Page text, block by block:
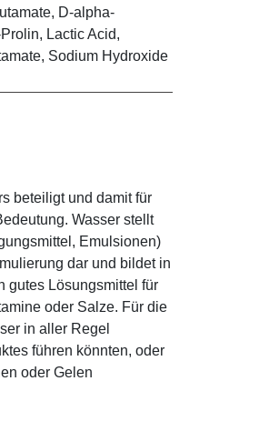
D-alpha-
Lactic Acid,
Sodium Hydroxide
beteiligt und damit für
Wasser stellt
Emulsionen)
dar und bildet in
gutes Lösungsmittel für
oder Salze. Für die
in aller Regel
führen könnten, oder
oder Gelen